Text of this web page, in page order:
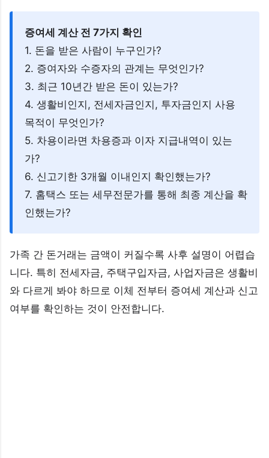
증여세 계산 전 7가지 확인
1. 돈을 받은 사람이 누구인가?
2. 증여자와 수증자의 관계는 무엇인가?
3. 최근 10년간 받은 돈이 있는가?
4. 생활비인지, 전세자금인지, 투자금인지 사용
목적이 무엇인가?
5. 차용이라면 차용증과 이자 지급내역이 있는
가?
6. 신고기한 3개월 이내인지 확인했는가?
7. 홈택스 또는 세무전문가를 통해 최종 계산을 확
인했는가?
가족 간 돈거래는 금액이 커질수록 사후 설명이 어렵습
니다. 특히 전세자금, 주택구입자금, 사업자금은 생활비
와 다르게 봐야 하므로 이체 전부터 증여세 계산과 신고
여부를 확인하는 것이 안전합니다.